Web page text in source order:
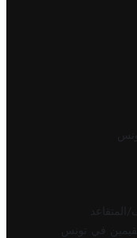
في تونس